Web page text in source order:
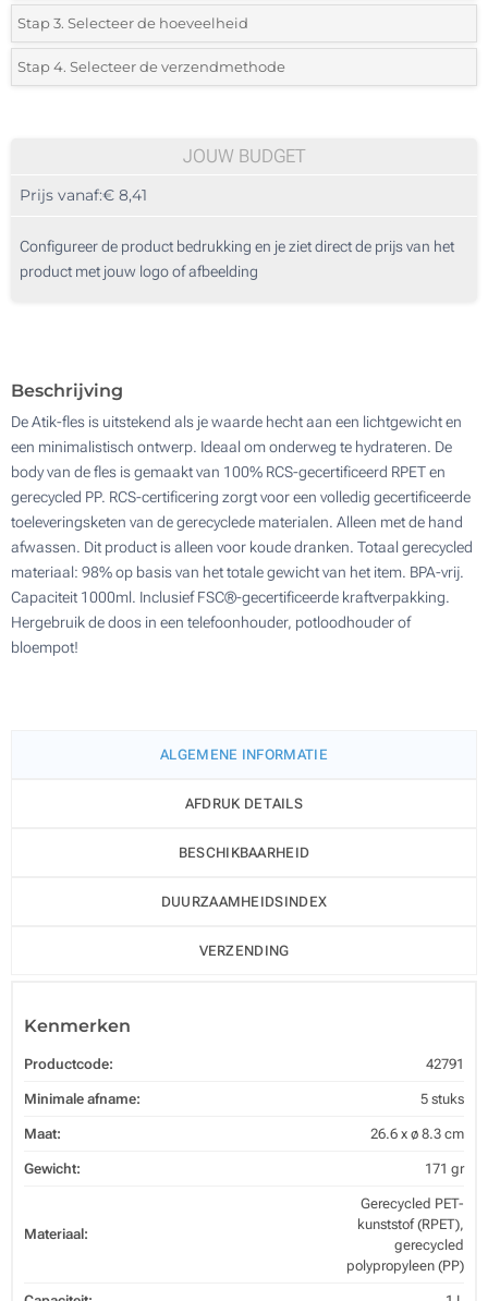
*Selecteer de bedrukking en kleuren van het logo:
1 Kleur (Aan een kant)
3 Kleuren (Aan een kant)
1 Kleur (Rondom geprint)
Stap 3. Selecteer de hoeveelheid
*Selecteer uit de lijst of voeg het gewenste aantal in
10
50
Stap 4. Selecteer de verzendmethode
JOUW BUDGET
Prijs vanaf:€ 8,41
Configureer de product bedrukking en je ziet direct de prijs van het
product met jouw logo of afbeelding
Beschrijving
De Atik-fles is uitstekend als je waarde hecht aan een lichtgewicht en
een minimalistisch ontwerp. Ideaal om onderweg te hydrateren. De
body van de fles is gemaakt van 100% RCS-gecertificeerd RPET en
gerecycled PP. RCS-certificering zorgt voor een volledig gecertificeerde
toeleveringsketen van de gerecyclede materialen. Alleen met de hand
afwassen. Dit product is alleen voor koude dranken. Totaal gerecycled
materiaal: 98% op basis van het totale gewicht van het item. BPA-vrij.
Capaciteit 1000ml. Inclusief FSC®-gecertificeerde kraftverpakking.
Hergebruik de doos in een telefoonhouder, potloodhouder of
bloempot!
ALGEMENE INFORMATIE
AFDRUK DETAILS
BESCHIKBAARHEID
DUURZAAMHEIDSINDEX
VERZENDING
Kenmerken
Productcode: 42791
Minimale afname: 5 stuks
Maat: 26.6 x ø 8.3 cm
Gewicht: 171 gr
Materiaal:
Gerecycled PET-
kunststof (RPET),
gerecycled
polypropyleen (PP)